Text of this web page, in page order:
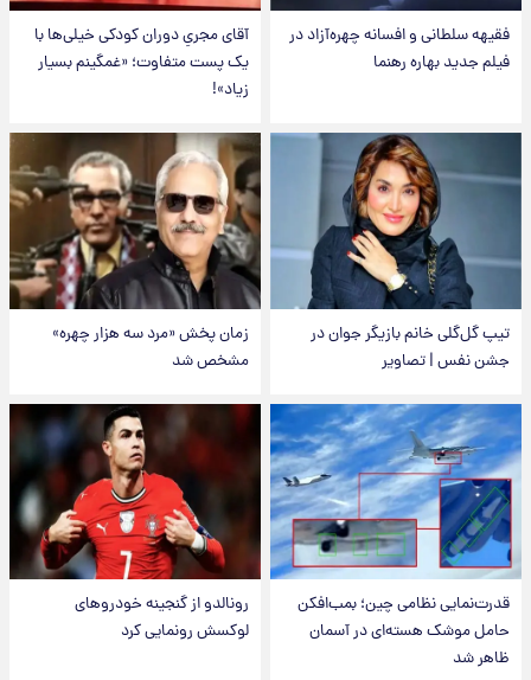
فقیهه سلطانی و افسانه چهره‌آزاد در
فیلم جدید بهاره رهنما
آقای مجریِ دوران کودکی خیلی‌ها با
یک پست متفاوت؛ «غمگینم بسیار
زیاد»!
تیپ گل‌گلی خانم بازیگر جوان در
جشن نفس | تصاویر
زمان پخش «مرد سه هزار چهره»
مشخص شد
قدرت‌نمایی نظامی چین؛ بمب‌افکن
حامل موشک هسته‌ای در آسمان
ظاهر شد
رونالدو از گنجینه خودروهای
لوکسش رونمایی کرد